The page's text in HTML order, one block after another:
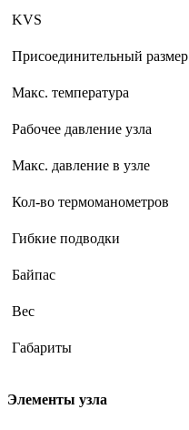
KVS
Присоединительный размер
Макс. температура
Рабочее давление узла
Макс. давление в узле
Кол-во термоманометров
Гибкие подводки
Байпас
Вес
Габариты
Элементы узла